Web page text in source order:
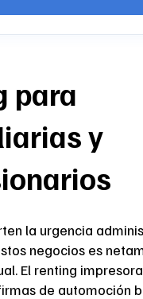
para
y
la urgencia
negocios es
El renting
de automoción